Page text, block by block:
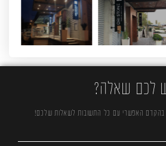
לכם שאלה?
בהקדם האפשרי עם כל התשובות לשאלות שלכם!